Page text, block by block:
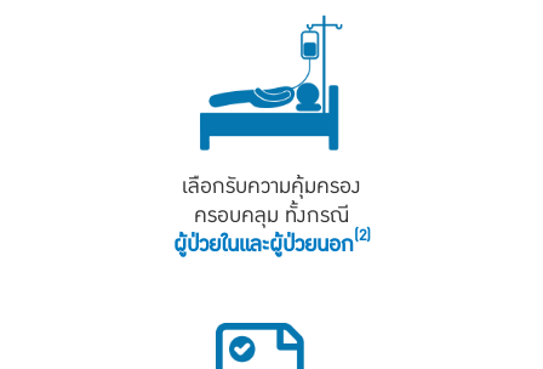
เลือกรับความคุ้มครอง
ครอบคลุม ทั้งกรณี
ผู้ป่วยในและผู้ป่วยนอก(2)